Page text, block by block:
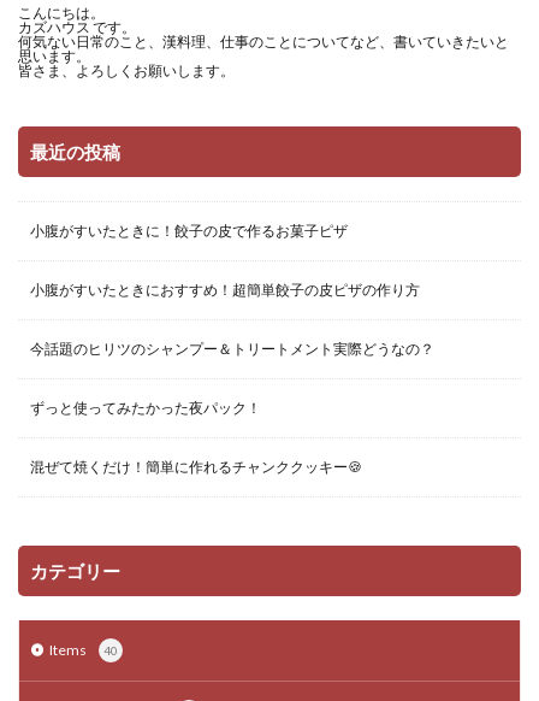
こんにちは。
カズハウス です。
何気ない日常のこと、漢料理、仕事のことについてなど、書いていきたいと
思います。
皆さま、よろしくお願いします。
最近の投稿
小腹がすいたときに！餃子の皮で作るお菓子ピザ
小腹がすいたときにおすすめ！超簡単餃子の皮ピザの作り方
今話題のヒリツのシャンプー＆トリートメント実際どうなの？
ずっと使ってみたかった夜パック！
混ぜて焼くだけ！簡単に作れるチャンククッキー🍪
カテゴリー
Items 40